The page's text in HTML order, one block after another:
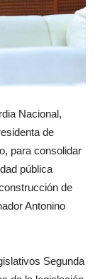
Nacional,
de
para consolidar
pública
de
Antonino
Segunda